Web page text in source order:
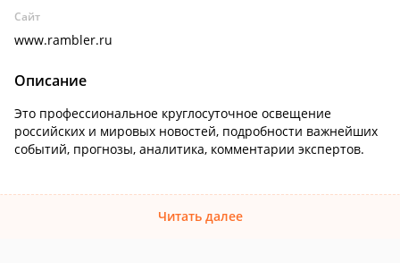
Сайт
www.rambler.ru
Описание
Это профессиональное круглосуточное освещение
российских и мировых новостей, подробности важнейших
событий, прогнозы, аналитика, комментарии экспертов.
Читать далее